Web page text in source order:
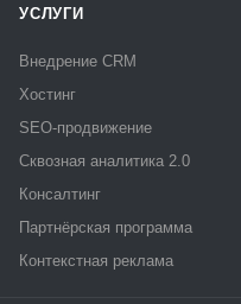
УСЛУГИ
Внедрение CRM
Хостинг
SEO-продвижение
Сквозная аналитика 2.0
Консалтинг
Партнёрская программа
Контекстная реклама